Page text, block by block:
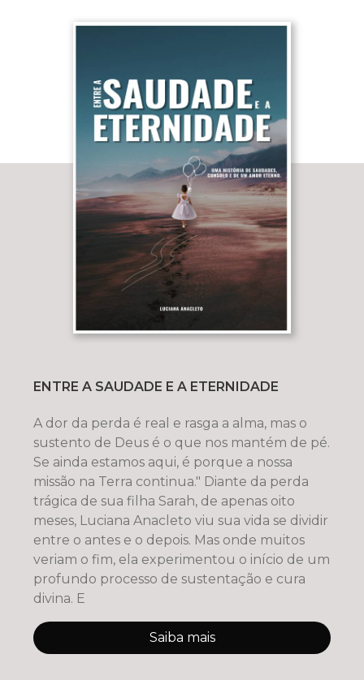
ENTRE A SAUDADE E A ETERNIDADE
A dor da perda é real e rasga a alma, mas o
sustento de Deus é o que nos mantém de pé.
Se ainda estamos aqui, é porque a nossa
missão na Terra continua." Diante da perda
trágica de sua filha Sarah, de apenas oito
meses, Luciana Anacleto viu sua vida se dividir
entre o antes e o depois. Mas onde muitos
veriam o fim, ela experimentou o início de um
profundo processo de sustentação e cura
divina. E
Saiba mais